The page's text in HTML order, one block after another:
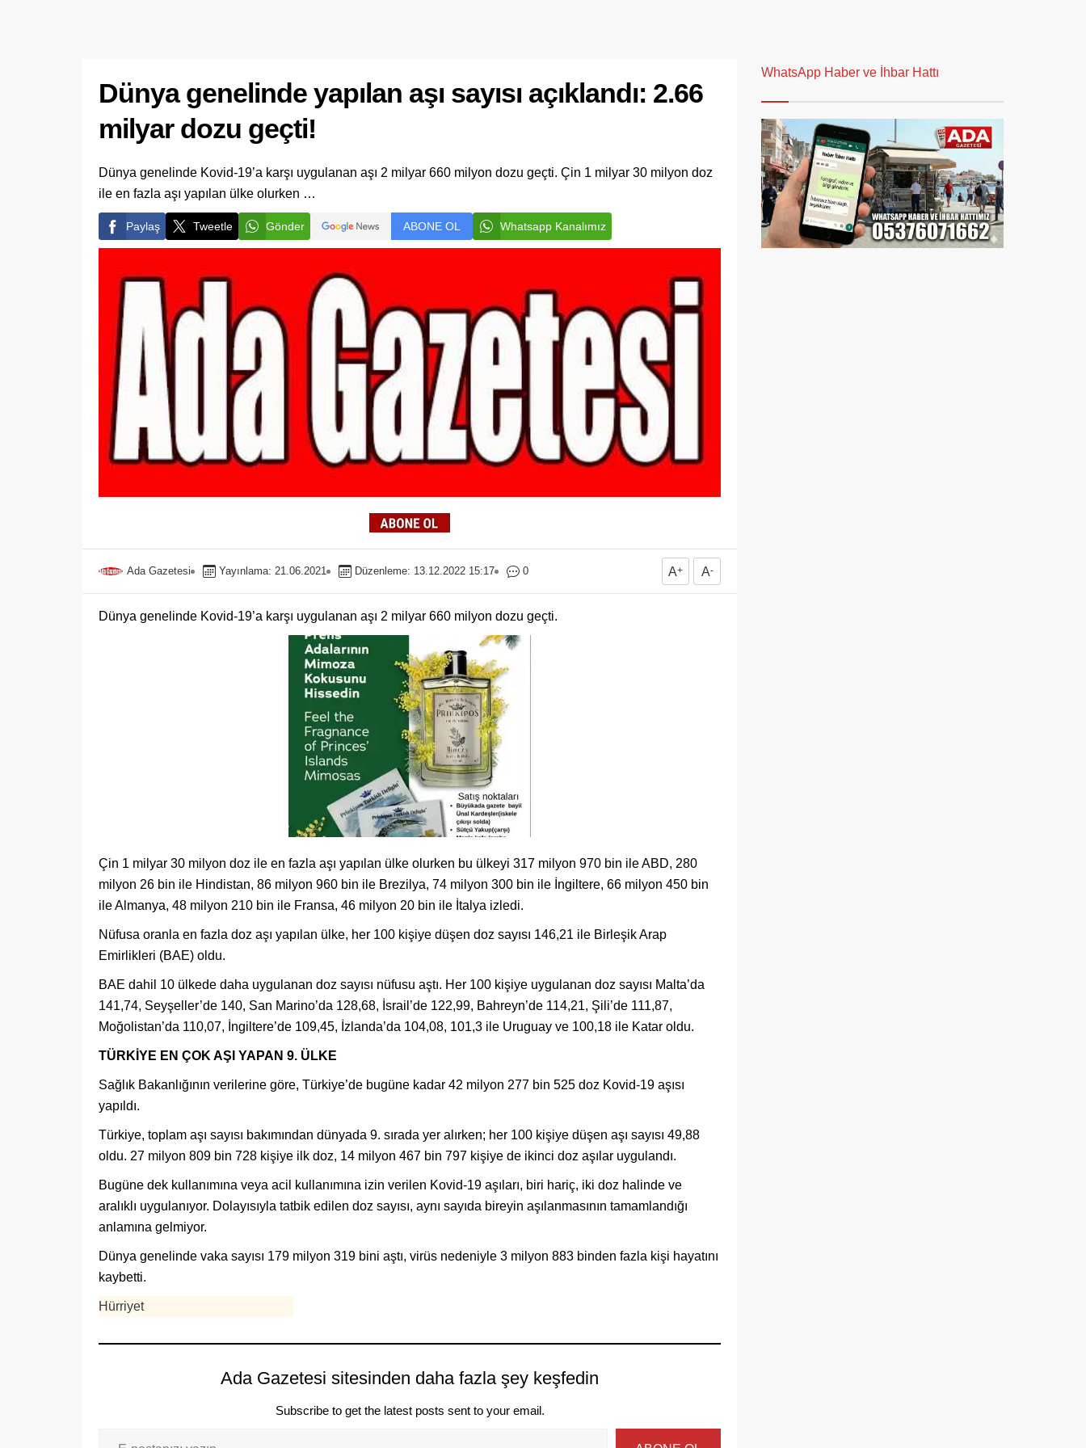
Dünya genelinde yapılan aşı sayısı açıklandı: 2.66
milyar dozu geçti!
Dünya genelinde Kovid-19’a karşı uygulanan aşı 2 milyar 660 milyon dozu geçti. Çin 1 milyar 30 milyon doz
ile en fazla aşı yapılan ülke olurken …
Paylaş Tweetle Gönder ABONE OL Whatsapp Kanalımız
Ada Gazetesi Yayınlama: 21.06.2021 Düzenleme: 13.12.2022 15:17 0 A+ A-
Dünya genelinde Kovid-19’a karşı uygulanan aşı 2 milyar 660 milyon dozu geçti.
Çin 1 milyar 30 milyon doz ile en fazla aşı yapılan ülke olurken bu ülkeyi 317 milyon 970 bin ile ABD, 280
milyon 26 bin ile Hindistan, 86 milyon 960 bin ile Brezilya, 74 milyon 300 bin ile İngiltere, 66 milyon 450 bin
ile Almanya, 48 milyon 210 bin ile Fransa, 46 milyon 20 bin ile İtalya izledi.
Nüfusa oranla en fazla doz aşı yapılan ülke, her 100 kişiye düşen doz sayısı 146,21 ile Birleşik Arap
Emirlikleri (BAE) oldu.
BAE dahil 10 ülkede daha uygulanan doz sayısı nüfusu aştı. Her 100 kişiye uygulanan doz sayısı Malta’da
141,74, Seyşeller’de 140, San Marino’da 128,68, İsrail’de 122,99, Bahreyn’de 114,21, Şili’de 111,87,
Moğolistan’da 110,07, İngiltere’de 109,45, İzlanda’da 104,08, 101,3 ile Uruguay ve 100,18 ile Katar oldu.
TÜRKİYE EN ÇOK AŞI YAPAN 9. ÜLKE
Sağlık Bakanlığının verilerine göre, Türkiye’de bugüne kadar 42 milyon 277 bin 525 doz Kovid-19 aşısı
yapıldı.
Türkiye, toplam aşı sayısı bakımından dünyada 9. sırada yer alırken; her 100 kişiye düşen aşı sayısı 49,88
oldu. 27 milyon 809 bin 728 kişiye ilk doz, 14 milyon 467 bin 797 kişiye de ikinci doz aşılar uygulandı.
Bugüne dek kullanımına veya acil kullanımına izin verilen Kovid-19 aşıları, biri hariç, iki doz halinde ve
aralıklı uygulanıyor. Dolayısıyla tatbik edilen doz sayısı, aynı sayıda bireyin aşılanmasının tamamlandığı
anlamına gelmiyor.
Dünya genelinde vaka sayısı 179 milyon 319 bini aştı, virüs nedeniyle 3 milyon 883 binden fazla kişi hayatını
kaybetti.
Hürriyet
Ada Gazetesi sitesinden daha fazla şey keşfedin
Subscribe to get the latest posts sent to your email.
WhatsApp Haber ve İhbar Hattı